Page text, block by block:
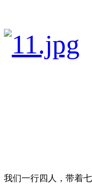
我们一行四人，带着